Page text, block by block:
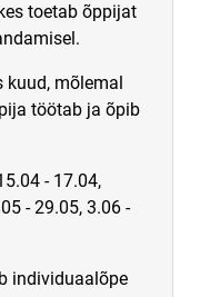
toetab õppijat
kuud, mõlemal
töötab ja õpib
- 17.04,
- 29.05, 3.06 -
individuaalõpe